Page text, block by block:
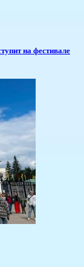
на фестивале